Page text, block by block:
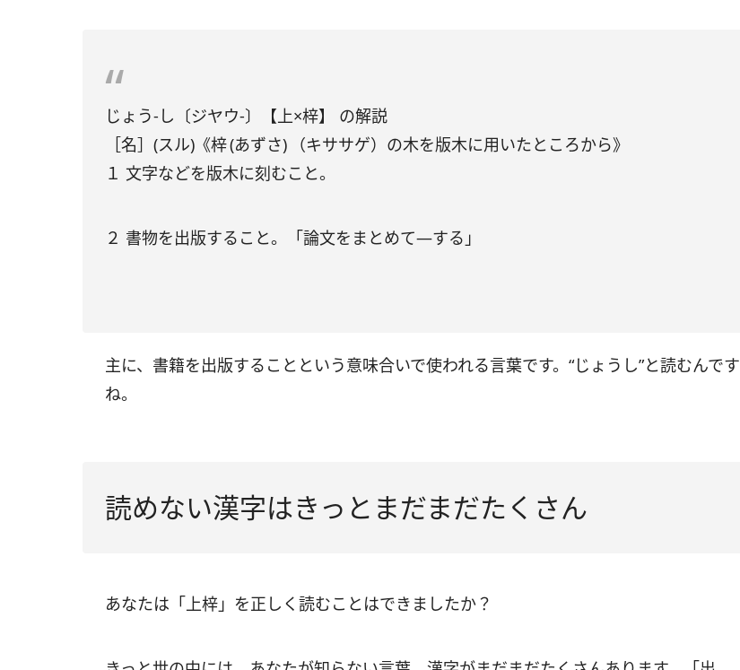
じょう‐し〔ジヤウ‐〕【上×梓】 の解説
［名］(スル)《梓 (あずさ) （キササゲ）の木を版木に用いたところから》
１ 文字などを版木に刻むこと。
２ 書物を出版すること。「論文をまとめて―する」
主に、書籍を出版することという意味合いで使われる言葉です。“じょうし”と読むんです
ね。
読めない漢字はきっとまだまだたくさん
あなたは「上梓」を正しく読むことはできましたか？